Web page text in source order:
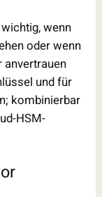
wenn
oder wenn
anvertrauen
und für
kombinierbar
HSM-